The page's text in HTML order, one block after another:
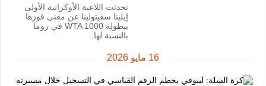
تحدثت اللاعبة الأوكرانية الأولى
إيلينا سفيتولينا عن معنى فوزها
ببطولة WTA 1000 في روما
بالنسبة لها.
16 مايو 2026